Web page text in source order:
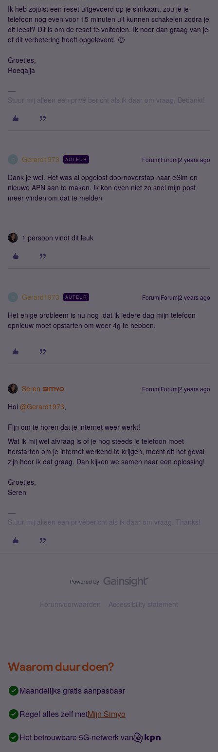
Ik heb zojuist een reset uitgevoerd op je simkaart, zou je je
telefoon nog even voor 15 minuten uit kunnen schakelen zodra je
dit leest? Dit is om de reset te voltooien. Ik hoor dan graag van je
of dit verbetering heeft opgeleverd. 🙂
Groetjes,
Roeqajja
Stuur mij alleen een privé bericht als ik daar om vraag. Bedankt!
Gerard1973 AUTEUR Forum|Forum|2 years ago
Dank je wel. Het was al opgelost doornoverstap naar eSim en
nieuwe APN aan te maken. Ik kon even niet zo snel mijn post
meer vinden om dat te melden
1 persoon vindt dit leuk
Gerard1973 AUTEUR Forum|Forum|2 years ago
Het enige probleem is nu nog dat ik iedere dag mijn telefoon
opnieuw moet opstarten om weer 4g te hebben.
Seren Forum|Forum|2 years ago
Hoi @Gerard1973,
Fijn om te horen dat je internet weer werkt!
Wat ik mij wel afvraag is of je nog steeds je telefoon moet
herstarten om je internet werkend te krijgen, mocht dit het geval
zijn hoor ik dat graag. Dan kijken we samen naar een oplossing!
Groetjes,
Seren
Stuur mij alleen een privébericht als ik daar om vraag. Thanks!
Forumvoorwaarden Accessibility statement
Waarom duur doen?
Maandelijks gratis aanpasbaar
Regel alles zelf metMijn Simyo
Het betrouwbare 5G-netwerk van